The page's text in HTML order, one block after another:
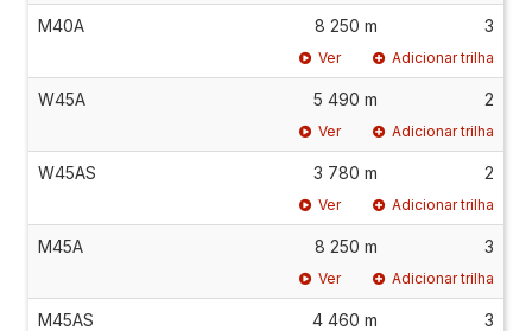
M40A 8 250 m 3
Ver Adicionar trilha
W45A 5 490 m 2
Ver Adicionar trilha
W45AS 3 780 m 2
Ver Adicionar trilha
M45A 8 250 m 3
Ver Adicionar trilha
M45AS 4 460 m 3